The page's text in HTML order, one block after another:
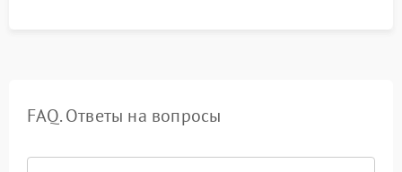
FAQ. Ответы на вопросы